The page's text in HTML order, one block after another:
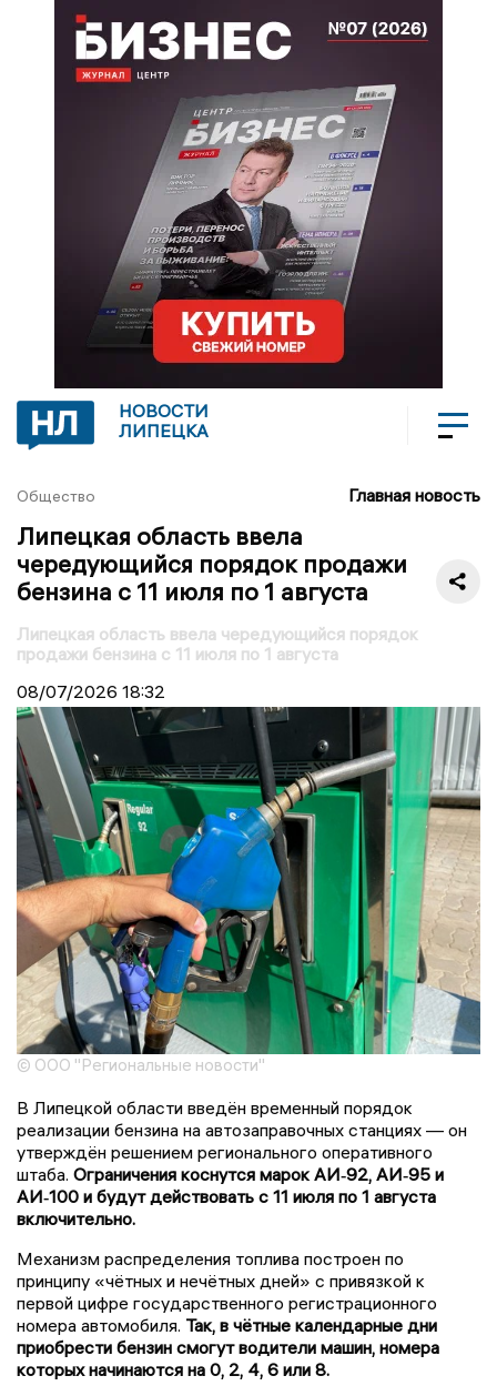
НОВОСТИ
ЛИПЕЦКА
Общество Главная новость
Липецкая область ввела
чередующийся порядок продажи
бензина с 11 июля по 1 августа
Липецкая область ввела чередующийся порядок
продажи бензина с 11 июля по 1 августа
08/07/2026 18:32
© ООО "Региональные новости"
В Липецкой области введён временный порядок
реализации бензина на автозаправочных станциях — он
утверждён решением регионального оперативного
штаба. Ограничения коснутся марок АИ‑92, АИ‑95 и
АИ‑100 и будут действовать с 11 июля по 1 августа
включительно.
Механизм распределения топлива построен по
принципу «чётных и нечётных дней» с привязкой к
первой цифре государственного регистрационного
номера автомобиля. Так, в чётные календарные дни
приобрести бензин смогут водители машин, номера
которых начинаются на 0, 2, 4, 6 или 8.